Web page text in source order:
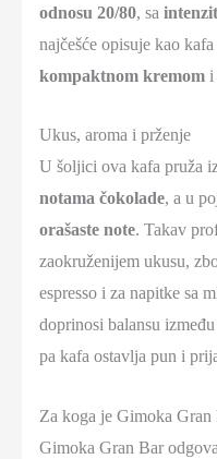
odnosu 20/80, sa
najčešće opisuje kao kafa
kompaktnom kremom i
Ukus, aroma i prženje
U šoljici ova kafa pruža
notama čokolade, a u
orašaste note. Takav
zaokruženijem ukusu,
espresso i za napitke sa
doprinosi balansu
pa kafa ostavlja pun i
Za koga je Gimoka
Gimoka Gran Bar